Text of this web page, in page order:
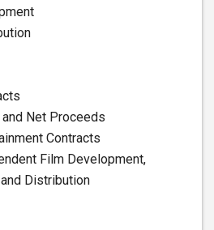
Net Proceeds
Contracts
Film Development,
Distribution